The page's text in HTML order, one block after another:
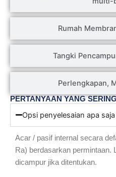
Rumah
Tangki
Perlengkapan,
PERTANYAAN YANG
Opsi penyelesaian apa
Acar / pasif internal secara
Ra) berdasarkan permintaan.
dicampur jika ditentukan.